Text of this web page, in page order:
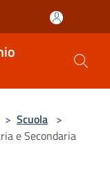
> Scuola >
e Secondaria